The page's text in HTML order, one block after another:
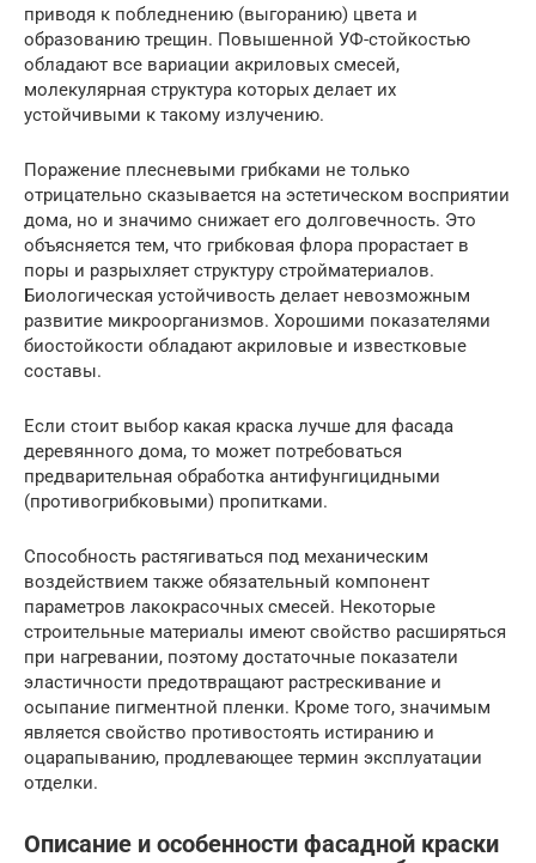
приводя к побледнению (выгоранию) цвета и
образованию трещин. Повышенной УФ-стойкостью
обладают все вариации акриловых смесей,
молекулярная структура которых делает их
устойчивыми к такому излучению.
Поражение плесневыми грибками не только
отрицательно сказывается на эстетическом восприятии
дома, но и значимо снижает его долговечность. Это
объясняется тем, что грибковая флора прорастает в
поры и разрыхляет структуру стройматериалов.
Биологическая устойчивость делает невозможным
развитие микроорганизмов. Хорошими показателями
биостойкости обладают акриловые и известковые
составы.
Если стоит выбор какая краска лучше для фасада
деревянного дома, то может потребоваться
предварительная обработка антифунгицидными
(противогрибковыми) пропитками.
Способность растягиваться под механическим
воздействием также обязательный компонент
параметров лакокрасочных смесей. Некоторые
строительные материалы имеют свойство расширяться
при нагревании, поэтому достаточные показатели
эластичности предотвращают растрескивание и
осыпание пигментной пленки. Кроме того, значимым
является свойство противостоять истиранию и
оцарапыванию, продлевающее термин эксплуатации
отделки.
Описание и особенности фасадной краски